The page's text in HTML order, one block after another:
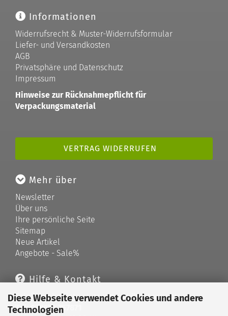
Diese Webseite verwendet Cookies und andere
Technologien
Informationen
Widerrufsrecht & Muster-Widerrufsformular
Liefer- und Versandkosten
AGB
Privatsphäre und Datenschutz
Impressum
Hinweise zur Rücknahmepflicht für
Verpackungsmaterial
VERTRAG WIDERRUFEN
Mehr über
Newsletter
Über uns
Ihre persönliche Seite
Sitemap
Neue Artikel
Angebote - Sale%
Hilfe & Kontakt
Telefonische Unterstützung und Beratung unter:
Tel: 033679 757871